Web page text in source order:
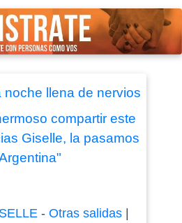
noche llena de nervios
compartir este
Giselle, la pasamos
- Otras salidas|